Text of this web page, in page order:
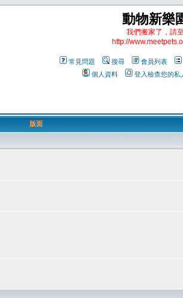
動物新樂
我們搬家了，請至
http://
常見問題 搜尋 會員列表
個人資料
登入檢查您的私
版面